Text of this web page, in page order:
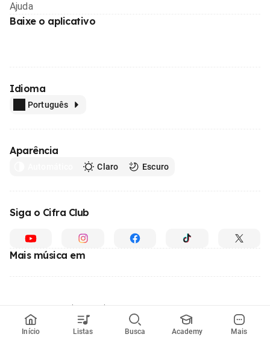
Início Listas Busca Academy Mais
Ajuda
Baixe o aplicativo
Idioma
Português
Aparência
Claro Escuro
Siga o Cifra Club
Mais música em
© 1996 - 2026, o maior site de ensino de música do Brasil